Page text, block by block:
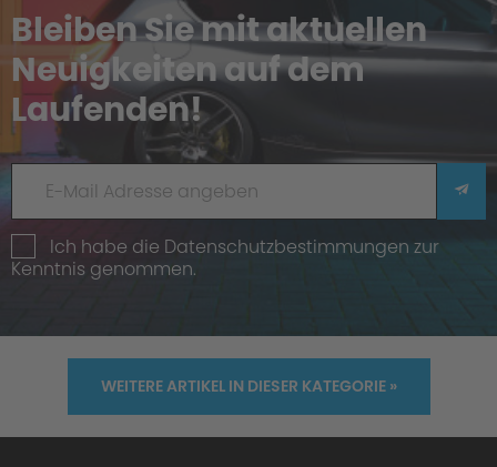
Bleiben Sie mit aktuellen
Neuigkeiten auf dem
Laufenden!
Ich habe die Datenschutzbestimmungen zur
Kenntnis genommen.
WEITERE ARTIKEL IN DIESER KATEGORIE »